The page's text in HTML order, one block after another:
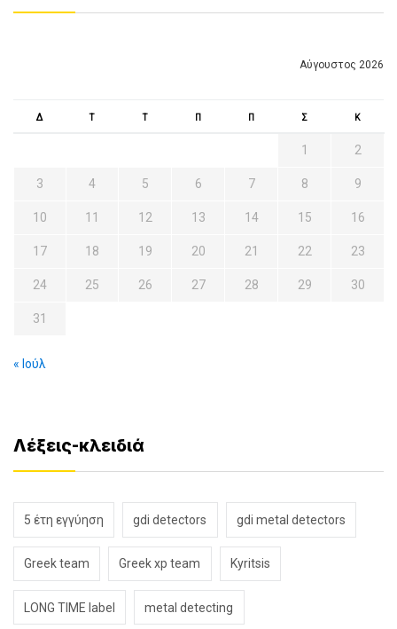
Αύγουστος 2026
Δ Τ Τ Π Π Σ Κ
1 2
3 4 5 6 7 8 9
10 11 12 13 14 15 16
17 18 19 20 21 22 23
24 25 26 27 28 29 30
31
« Ιούλ
Λέξεις-κλειδιά
5 έτη εγγύηση gdi detectors gdi metal detectors
Greek team Greek xp team Kyritsis
LONG TIME label metal detecting